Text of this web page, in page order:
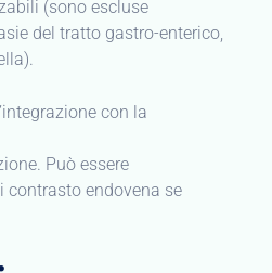
(sono escluse
del tratto gastro-enterico,
con la
Può essere
endovena se